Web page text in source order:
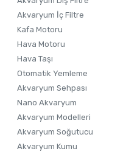
Akvaryum İç Filtre
Kafa Motoru
Hava Motoru
Hava Taşı
Otomatik Yemleme
Akvaryum Sehpası
Nano Akvaryum
Akvaryum Modelleri
Akvaryum Soğutucu
Akvaryum Kumu